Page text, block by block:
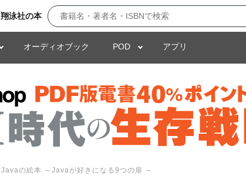
翔泳社の本
オーディオブック POD アプリ
Javaの絵本 ～Javaが好きになる9つの扉 ～